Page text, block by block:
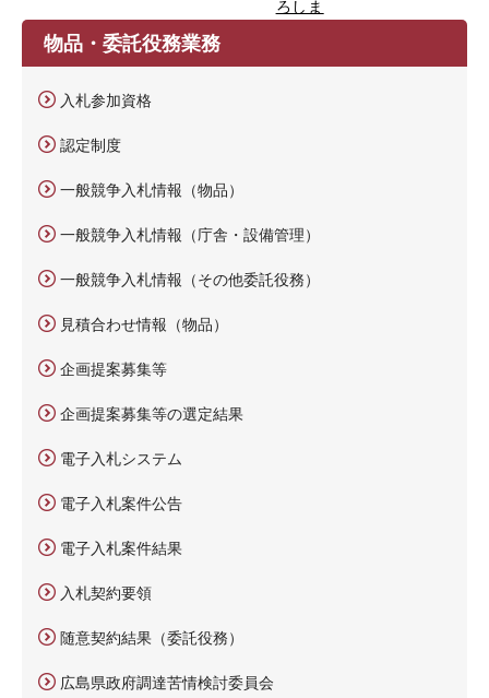
ろしま
物品・委託役務業務
入札参加資格
認定制度
一般競争入札情報（物品）
一般競争入札情報（庁舎・設備管理）
一般競争入札情報（その他委託役務）
見積合わせ情報（物品）
企画提案募集等
企画提案募集等の選定結果
電子入札システム
電子入札案件公告
電子入札案件結果
入札契約要領
随意契約結果（委託役務）
広島県政府調達苦情検討委員会